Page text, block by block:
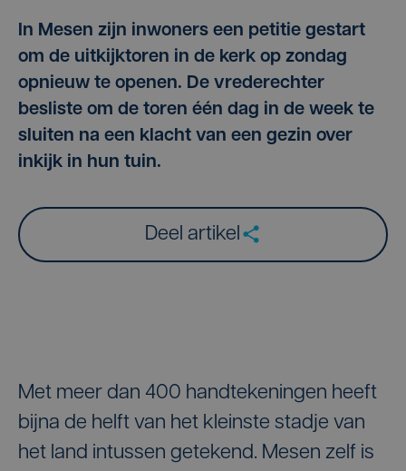
In Mesen zijn inwoners een petitie gestart
om de uitkijktoren in de kerk op zondag
opnieuw te openen. De vrederechter
besliste om de toren één dag in de week te
sluiten na een klacht van een gezin over
inkijk in hun tuin.
Deel artikel
Met meer dan 400 handtekeningen heeft
bijna de helft van het kleinste stadje van
het land intussen getekend. Mesen zelf is